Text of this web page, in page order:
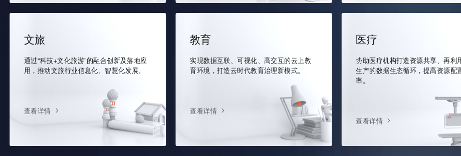
文旅
通过“科技+文化旅游”的融合创新及落地应
用，推动文旅行业信息化、智慧化发展。
查看详情
教育
实现数据互联、可视化、高交互的云上教
育环境，打造云时代教育治理新模式。
查看详情
医疗
协助医疗机构打造资源共享、再利
生产的数据生态循环，提高资源配
率。
查看详情